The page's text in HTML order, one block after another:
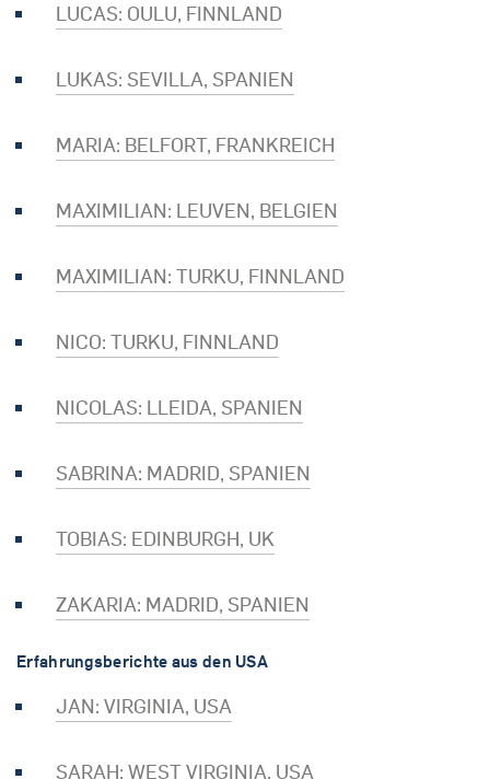
LUCAS: OULU, FINNLAND
LUKAS: SEVILLA, SPANIEN
MARIA: BELFORT, FRANKREICH
MAXIMILIAN: LEUVEN, BELGIEN
MAXIMILIAN: TURKU, FINNLAND
NICO: TURKU, FINNLAND
NICOLAS: LLEIDA, SPANIEN
SABRINA: MADRID, SPANIEN
TOBIAS: EDINBURGH, UK
ZAKARIA: MADRID, SPANIEN
Erfahrungsberichte aus den USA
JAN: VIRGINIA, USA
SARAH: WEST VIRGINIA, USA